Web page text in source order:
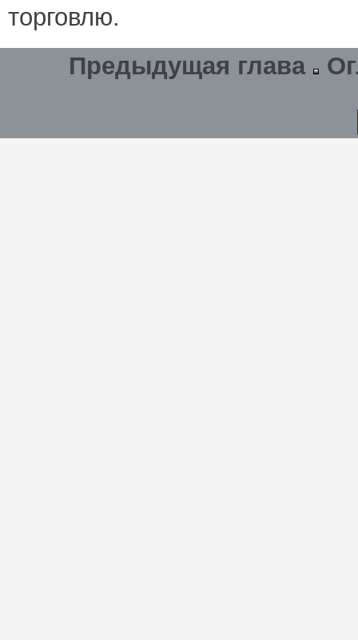
торговлю.
Предыдущая глава